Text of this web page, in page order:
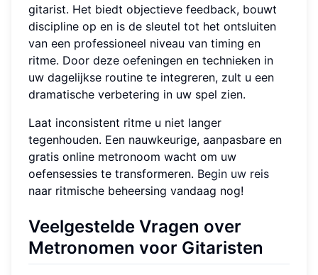
gitarist. Het biedt objectieve feedback, bouwt
discipline op en is de sleutel tot het ontsluiten
van een professioneel niveau van timing en
ritme. Door deze oefeningen en technieken in
uw dagelijkse routine te integreren, zult u een
dramatische verbetering in uw spel zien.
Laat inconsistent ritme u niet langer
tegenhouden. Een nauwkeurige, aanpasbare en
gratis online metronoom wacht om uw
oefensessies te transformeren. Begin uw reis
naar ritmische beheersing vandaag nog!
Veelgestelde Vragen over
Metronomen voor Gitaristen